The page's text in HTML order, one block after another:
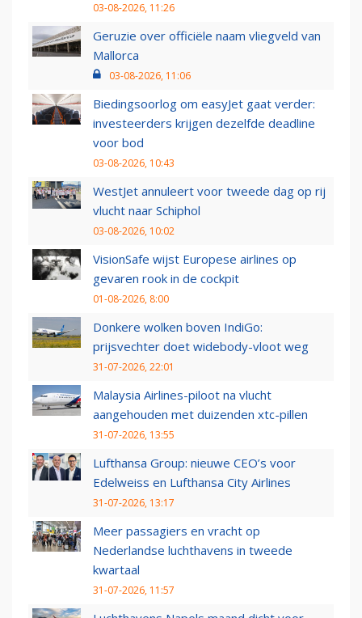
03-08-2026, 11:26
Geruzie over officiële naam vliegveld van
Mallorca
03-08-2026, 11:06
Biedingsoorlog om easyJet gaat verder:
investeerders krijgen dezelfde deadline
voor bod
03-08-2026, 10:43
WestJet annuleert voor tweede dag op rij
vlucht naar Schiphol
03-08-2026, 10:02
VisionSafe wijst Europese airlines op
gevaren rook in de cockpit
01-08-2026, 8:00
Donkere wolken boven IndiGo:
prijsvechter doet widebody-vloot weg
31-07-2026, 22:01
Malaysia Airlines-piloot na vlucht
aangehouden met duizenden xtc-pillen
31-07-2026, 13:55
Lufthansa Group: nieuwe CEO’s voor
Edelweiss en Lufthansa City Airlines
31-07-2026, 13:17
Meer passagiers en vracht op
Nederlandse luchthavens in tweede
kwartaal
31-07-2026, 11:57